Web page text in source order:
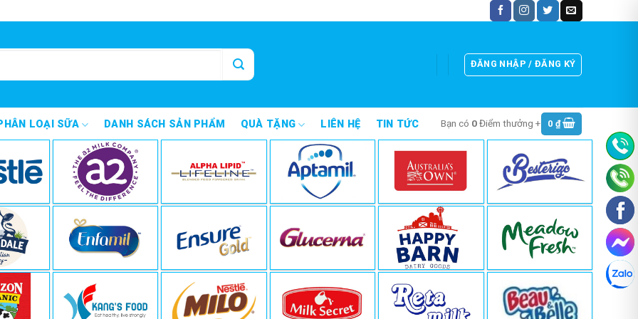
ĐĂNG NHẬP / ĐĂNG KÝ
LOẠI SỮA DANH SÁCH SẢN PHẨM QUÀ TẶNG LIÊN HỆ TIN TỨC Bạn có 0Điểm thưởng + 0 ₫